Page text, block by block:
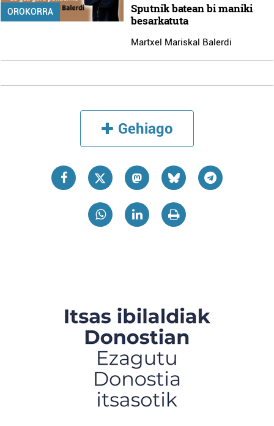
OROKORRA
Sputnik batean bi maniki
besarkatuta
Martxel Mariskal Balerdi
Gehiago